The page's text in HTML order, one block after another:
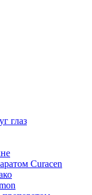
глаз
Curacen